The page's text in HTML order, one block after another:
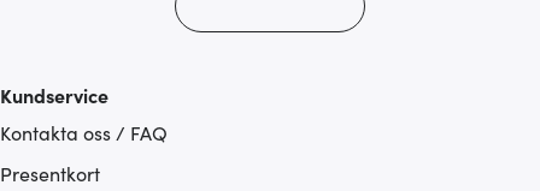
Kundservice
Kontakta oss / FAQ
Presentkort